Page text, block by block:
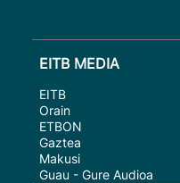
EITB MEDIA
EITB
Orain
ETBON
Gaztea
Makusi
Guau - Gure Audioa